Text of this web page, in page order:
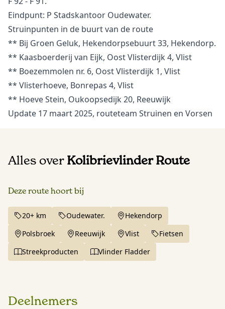
Eindpunt: P Stadskantoor Oudewater.
Struinpunten in de buurt van de route
** Bij Groen Geluk, Hekendorpsebuurt 33, Hekendorp.
** Kaasboerderij van Eijk, Oost Vlisterdijk 4, Vlist
** Boezemmolen nr. 6, Oost Vlisterdijk 1, Vlist
** Vlisterhoeve, Bonrepas 4, Vlist
** Hoeve Stein, Oukoopsedijk 20, Reeuwijk
Update 17 maart 2025, routeteam Struinen en Vorsen
Alles over Kolibrievlinder Route
Deze route hoort bij
20+ km Oudewater.
Hekendorp
Polsbroek
Reeuwijk Vlist
Fietsen
Streekproducten
Vlinder Fladder
Deelnemers